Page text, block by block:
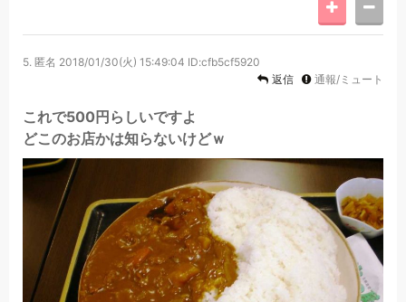
5. 匿名 2018/01/30(火) 15:49:04 ID:cfb5cf5920
返信
通報/ミュート
これで500円らしいですよ
どこのお店かは知らないけどｗ